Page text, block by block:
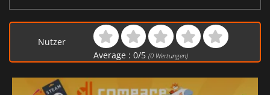
Nutzer
Average : 0/5 (0Wertungen)